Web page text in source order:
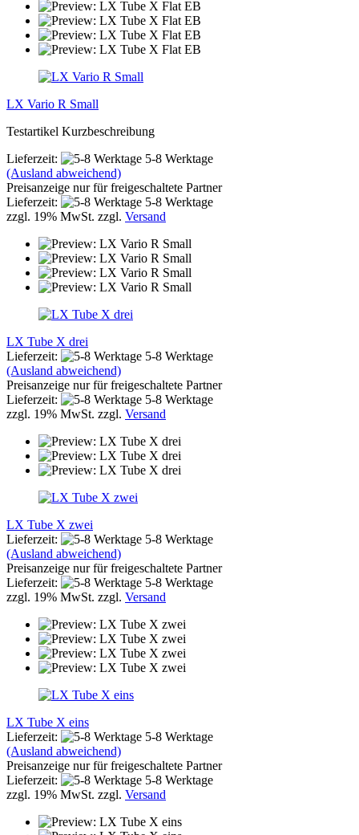
LX Vario R Small
Testartikel Kurzbeschreibung
Lieferzeit:
5-8 Werktage
(Ausland abweichend)
Preisanzeige nur für freigeschaltete Partner
Lieferzeit:
5-8 Werktage
zzgl. 19% MwSt. zzgl. Versand
LX Tube X drei
Lieferzeit:
5-8 Werktage
(Ausland abweichend)
Preisanzeige nur für freigeschaltete Partner
Lieferzeit:
5-8 Werktage
zzgl. 19% MwSt. zzgl. Versand
LX Tube X zwei
Lieferzeit:
5-8 Werktage
(Ausland abweichend)
Preisanzeige nur für freigeschaltete Partner
Lieferzeit:
5-8 Werktage
zzgl. 19% MwSt. zzgl. Versand
LX Tube X eins
Lieferzeit:
5-8 Werktage
(Ausland abweichend)
Preisanzeige nur für freigeschaltete Partner
Lieferzeit:
5-8 Werktage
zzgl. 19% MwSt. zzgl. Versand